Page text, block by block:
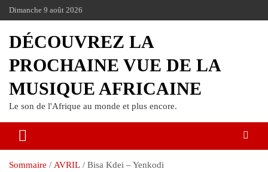
Dimanche 9 août 2026
DÉCOUVREZ LA
PROCHAINE VUE DE LA
MUSIQUE AFRICAINE
Le son de l'Afrique au monde et plus encore.
Sommaire AVRIL Bisa Kdei – Yenkodi